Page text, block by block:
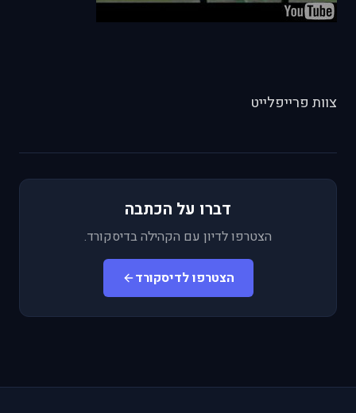
צוות פרייפלייט
דברו על הכתבה
הצטרפו לדיון עם הקהילה בדיסקורד.
הצטרפו לדיסקורד